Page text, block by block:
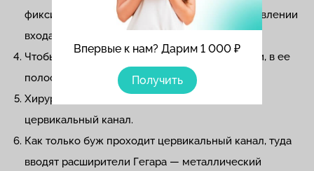
Впервые к нам? Дарим 1 000 ₽
Получить
фиксирует половую губу и отводит ее в направлении
входа во влагалище.
Чтобы определить положение и размер матки, в ее
полость осторожно вводят маточный зонд.
Хирург осторожными движениями расширяет
цервикальный канал.
Как только буж проходит цервикальный канал, туда
вводят расширители Гегара — металлический